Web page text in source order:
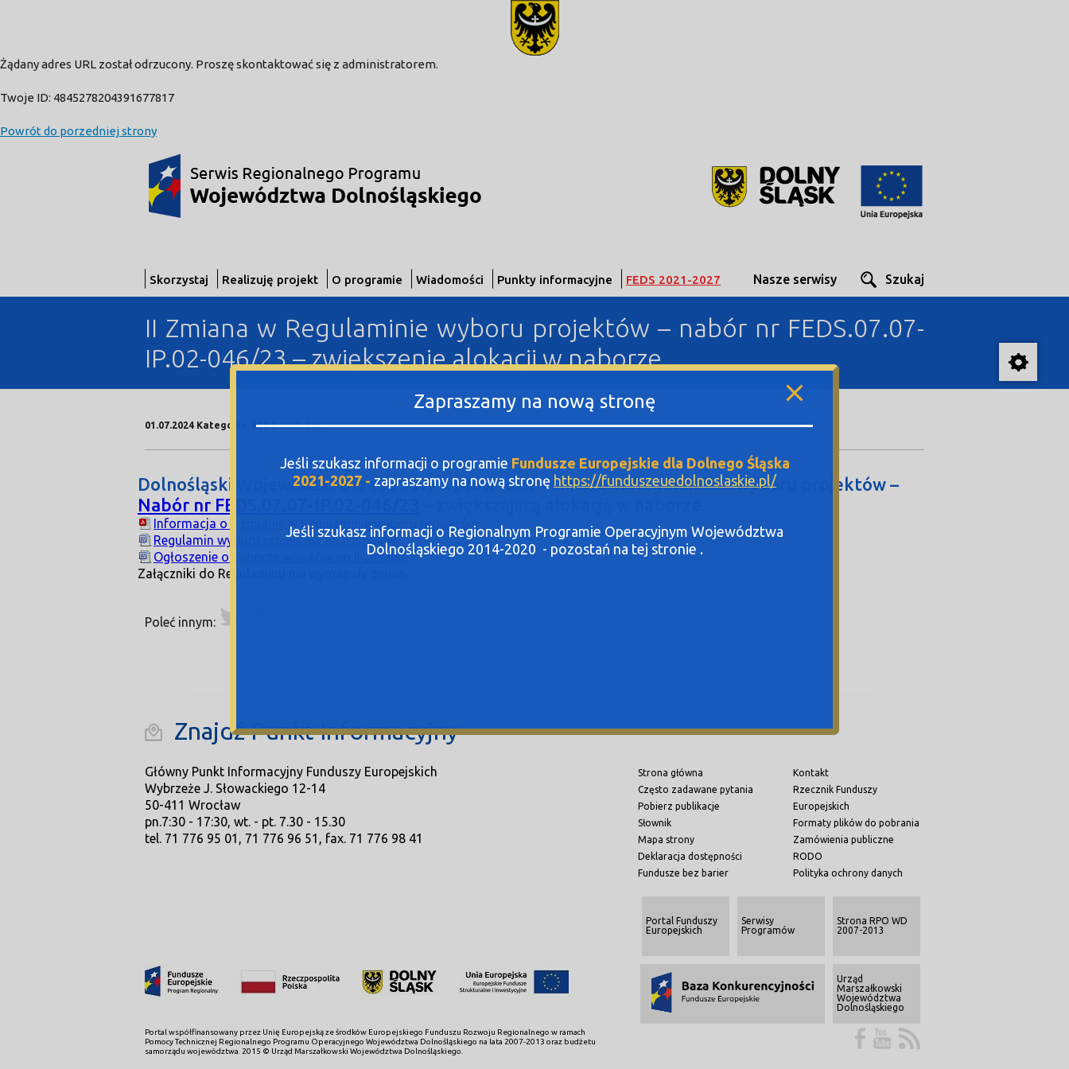
Żądany adres URL został odrzucony. Proszę skontaktować się z administratorem.
Twoje ID: 4845278204391677817
Powrót do porzedniej strony
Skorzystaj Realizuję projekt O programie Wiadomości Punkty informacyjne FEDS 2021-2027 Szukaj
Nasze serwisy
II Zmiana w Regulaminie wyboru projektów – nabór nr FEDS.07.07-
IP.02-046/23 – zwiększenie alokacji w naborze
01.07.2024 Kategoria: FEDS 2021-2027
Dolnośląski Wojewódzki Urząd Pracy wprowadził I zmianę w Regulaminie wyboru projektów –
Nabór nr FEDS.07.07-IP.02-046/23
Informacja o II zmianie w Regulaminie wyboru projektów
Regulamin wyboru projektów po II zmianie
Ogłoszenie o naborze wnisków po II zmianie
Załączniki do Regulaminu nie wymagały zmian.
Poleć innym:
Znajdź Punkt Informacyjny
Główny Punkt Informacyjny Funduszy Europejskich
Wybrzeże J. Słowackiego 12-14
50-411 Wrocław
pn.7:30 - 17:30, wt. - pt. 7.30 - 15.30
tel. 71 776 95 01, 71 776 96 51, fax. 71 776 98 41
Strona główna
Często zadawane pytania
Pobierz publikacje
Słownik
Mapa strony
Deklaracja dostępności
Fundusze bez barier
Kontakt
Rzecznik Funduszy
Europejskich
Formaty plików do pobrania
Zamówienia publiczne
RODO
Polityka ochrony danych
Strona RPO WD
2007-2013
Serwisy
Programów
Portal Funduszy
Europejskich
Urząd
Marszałkowski
Województwa
Dolnośląskiego
Portal współfinansowany przez Unię Europejską ze środków Europejskiego Funduszu Rozwoju Regionalnego w ramach
Pomocy Technicznej Regionalnego Programu Operacyjnego Województwa Dolnośląskiego na lata 2007-2013 oraz budżetu
samorządu województwa. 2015 © Urząd Marszałkowski Województwa Dolnośląskiego.
modal-check
Zapraszamy na nową stronę
Jeśli szukasz informacji o programie Fundusze Europejskie dla Dolnego Śląska
2021-2027 - zapraszamy na nową stronę https://funduszeuedolnoslaskie.pl/
Jeśli szukasz informacji o Regionalnym Programie Operacyjnym Województwa
Dolnośląskiego 2014-2020 - pozostań na tej stronie .